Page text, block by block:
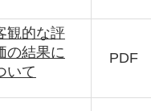
観的な評
の結果に
いて
PDF